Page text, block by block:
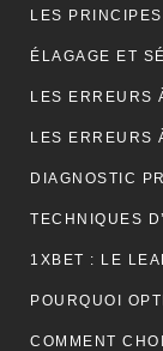
LES
ÉLAGAGE ET